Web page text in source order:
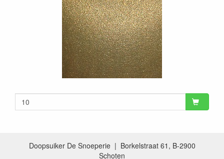
Doopsuiker De Snoeperie | Borkelstraat 61, B-2900
Schoten